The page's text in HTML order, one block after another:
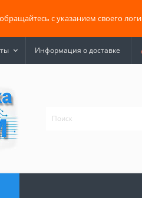
с указанием своего
Информация о доставке